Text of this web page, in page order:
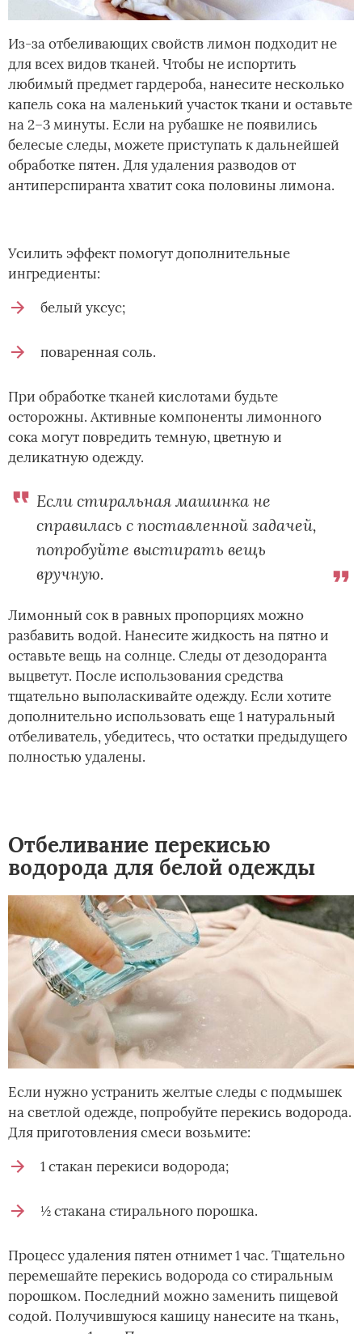
Из-за отбеливающих свойств лимон подходит не
для всех видов тканей. Чтобы не испортить
любимый предмет гардероба, нанесите несколько
капель сока на маленький участок ткани и оставьте
на 2–3 минуты. Если на рубашке не появились
белесые следы, можете приступать к дальнейшей
обработке пятен. Для удаления разводов от
антиперспиранта хватит сока половины лимона.
Усилить эффект помогут дополнительные
ингредиенты:
белый уксус;
поваренная соль.
При обработке тканей кислотами будьте
осторожны. Активные компоненты лимонного
сока могут повредить темную, цветную и
деликатную одежду.
Если стиральная машинка не
справилась с поставленной задачей,
попробуйте выстирать вещь
вручную.
Лимонный сок в равных пропорциях можно
разбавить водой. Нанесите жидкость на пятно и
оставьте вещь на солнце. Следы от дезодоранта
выцветут. После использования средства
тщательно выполаскивайте одежду. Если хотите
дополнительно использовать еще 1 натуральный
отбеливатель, убедитесь, что остатки предыдущего
полностью удалены.
Отбеливание перекисью
водорода для белой одежды
Если нужно устранить желтые следы с подмышек
на светлой одежде, попробуйте перекись водорода.
Для приготовления смеси возьмите:
1 стакан перекиси водорода;
½ стакана стирального порошка.
Процесс удаления пятен отнимет 1 час. Тщательно
перемешайте перекись водорода со стиральным
порошком. Последний можно заменить пищевой
содой. Получившуюся кашицу нанесите на ткань,